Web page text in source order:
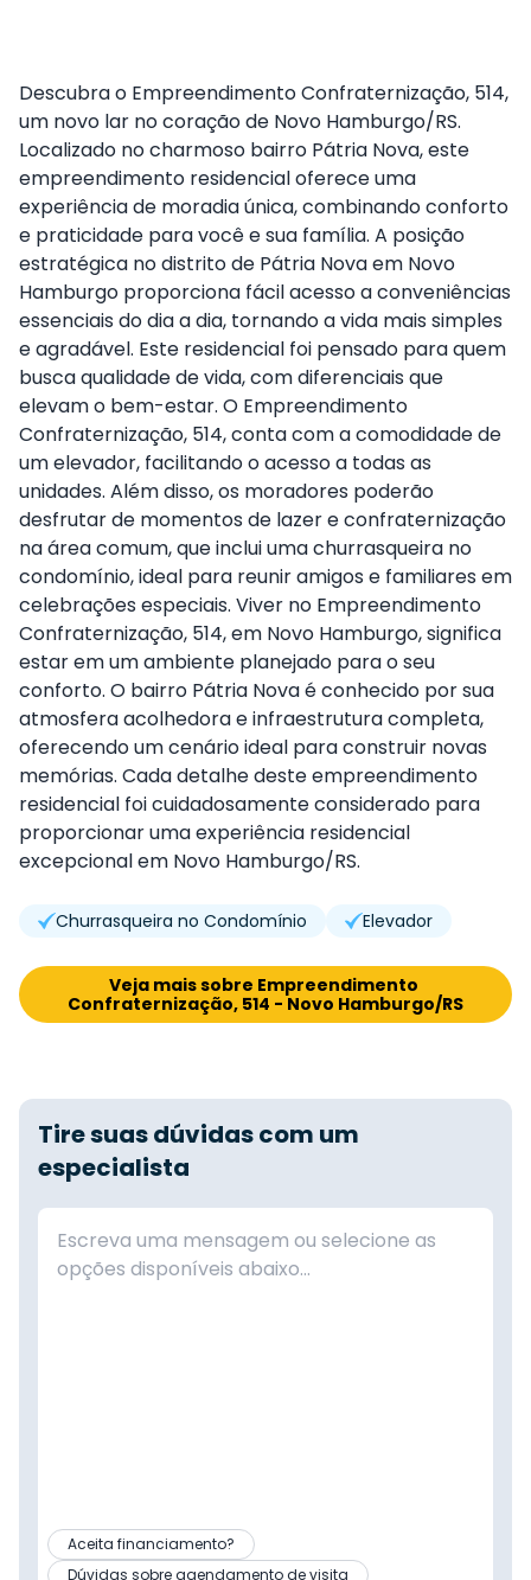
Descubra o Empreendimento Confraternização, 514,
um novo lar no coração de Novo Hamburgo/RS.
Localizado no charmoso bairro Pátria Nova, este
empreendimento residencial oferece uma
experiência de moradia única, combinando conforto
e praticidade para você e sua família. A posição
estratégica no distrito de Pátria Nova em Novo
Hamburgo proporciona fácil acesso a conveniências
essenciais do dia a dia, tornando a vida mais simples
e agradável. Este residencial foi pensado para quem
busca qualidade de vida, com diferenciais que
elevam o bem-estar. O Empreendimento
Confraternização, 514, conta com a comodidade de
um elevador, facilitando o acesso a todas as
unidades. Além disso, os moradores poderão
desfrutar de momentos de lazer e confraternização
na área comum, que inclui uma churrasqueira no
condomínio, ideal para reunir amigos e familiares em
celebrações especiais. Viver no Empreendimento
Confraternização, 514, em Novo Hamburgo, significa
estar em um ambiente planejado para o seu
conforto. O bairro Pátria Nova é conhecido por sua
atmosfera acolhedora e infraestrutura completa,
oferecendo um cenário ideal para construir novas
memórias. Cada detalhe deste empreendimento
residencial foi cuidadosamente considerado para
proporcionar uma experiência residencial
excepcional em Novo Hamburgo/RS.
Churrasqueira no Condomínio Elevador
Veja mais sobre Empreendimento
Confraternização, 514 - Novo Hamburgo/RS
Tire suas dúvidas com um
especialista
Aceita financiamento?
Dúvidas sobre agendamento de visita